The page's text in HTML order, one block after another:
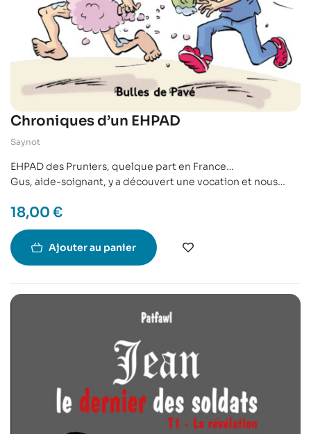
Chroniques d’un EHPAD
Saynot
EHPAD des Pruniers, quelque part en France…
Gus, aide-soignant, y a découvert une vocation et nous
Entre des collègues aux personnalités diverses, des
patients extravagants, des situations plus qu’improbables,
le voyage dans ce monde méconnu sera unique, émouvant,
plein d’aventures mais surtout… très drôle !
18,00 €
Ajouter au panier